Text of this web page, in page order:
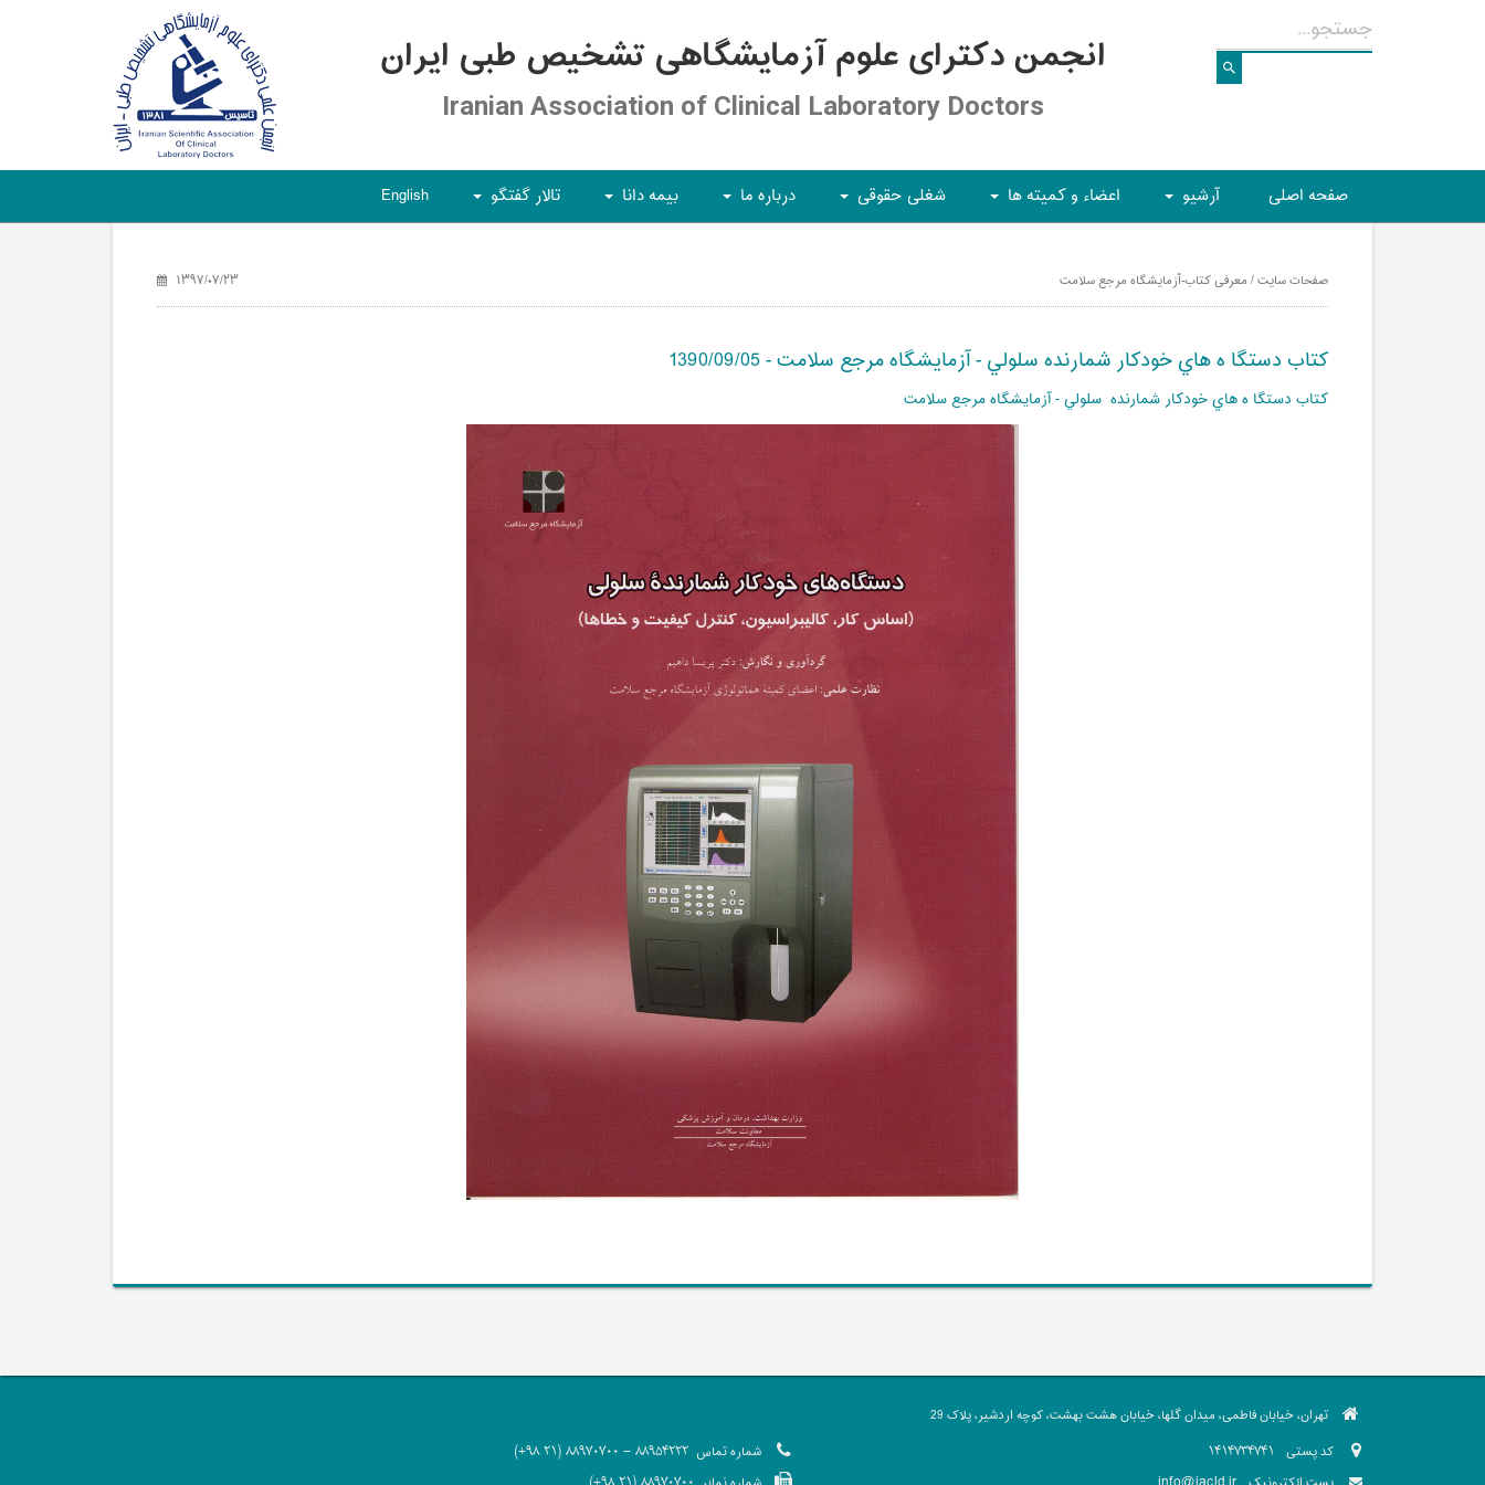
انجمن دکترای علوم آزمایشگاهی تشخیص طبی ایران
Iranian Association of Clinical Laboratory Doctors
صفحه اصلی آرشیو اعضاء و کمیته ها شغلی حقوقی درباره ما بیمه دانا تالار گفتگو English
صفحات سایت / معرفی کتاب-آزمایشگاه مرجع سلامت ۱۳۹۷/۰۷/۲۳
كتاب دستگا ه هاي خودكار شمارنده سلولي - آزمایشگاه مرجع سلامت - 1390/09/05
كتاب دستگا ه هاي خودكار شمارنده سلولي - آزمایشگاه مرجع سلامت
تهران، خیابان فاطمی، میدان گلها، خیابان هشت بهشت، کوچه اردشیر، پلاک 29
کد پستی
شماره تماس 88954222 - 88970700 (21 98+)